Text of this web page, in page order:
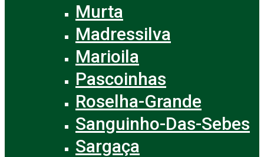
Murta
Madressilva
Marioila
Pascoinhas
Roselha-Grande
Sanguinho-Das-Sebes
Sargaça